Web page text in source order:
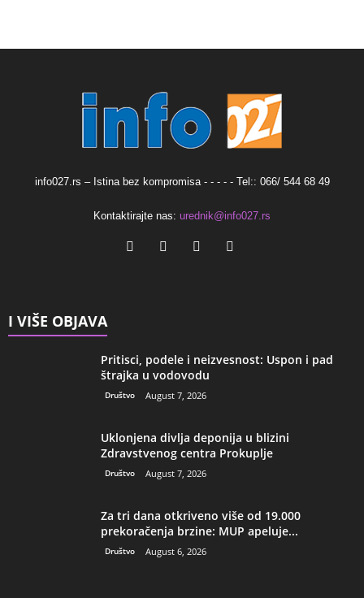
info027.rs – Istina bez kompromisa - - - - - Tel:: 066/ 544 68 49
Kontaktirajte nas: urednik@info027.rs
I VIŠE OBJAVA
Pritisci, podele i neizvesnost: Uspon i pad
štrajka u vodovodu
Društvo August 7, 2026
Uklonjena divlja deponija u blizini
Zdravstvenog centra Prokuplje
Društvo August 7, 2026
Za tri dana otkriveno više od 19.000
prekoračenja brzine: MUP apeluje...
Društvo August 6, 2026